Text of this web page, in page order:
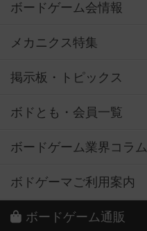
ボードゲーム会情報
メカニクス特集
掲示板・トピックス
ボドとも・会員一覧
ボードゲーム業界コラム
ボドゲーマご利用案内
ボードゲーム通販